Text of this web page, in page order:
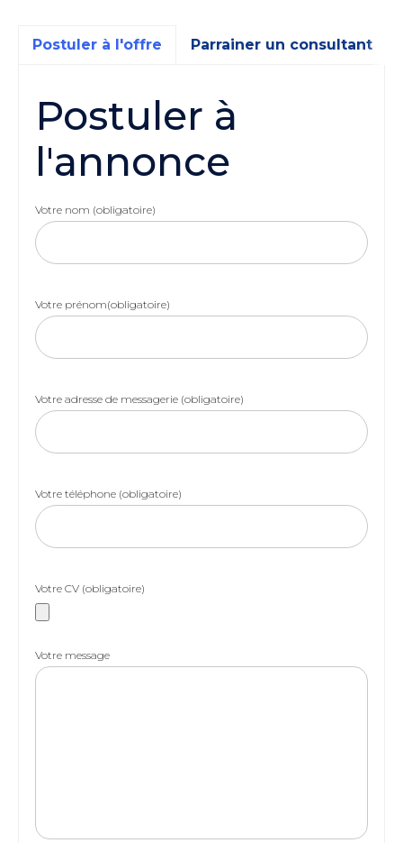
Postuler à l'offre Parrainer un consultant
Postuler à
l'annonce
Votre nom (obligatoire)
Votre prénom(obligatoire)
Votre adresse de messagerie (obligatoire)
Votre téléphone (obligatoire)
Votre CV (obligatoire)
Votre message